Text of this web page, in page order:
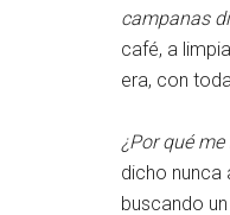
campanas
café, a
era, con
¿Por qué
dicho nunca
buscando